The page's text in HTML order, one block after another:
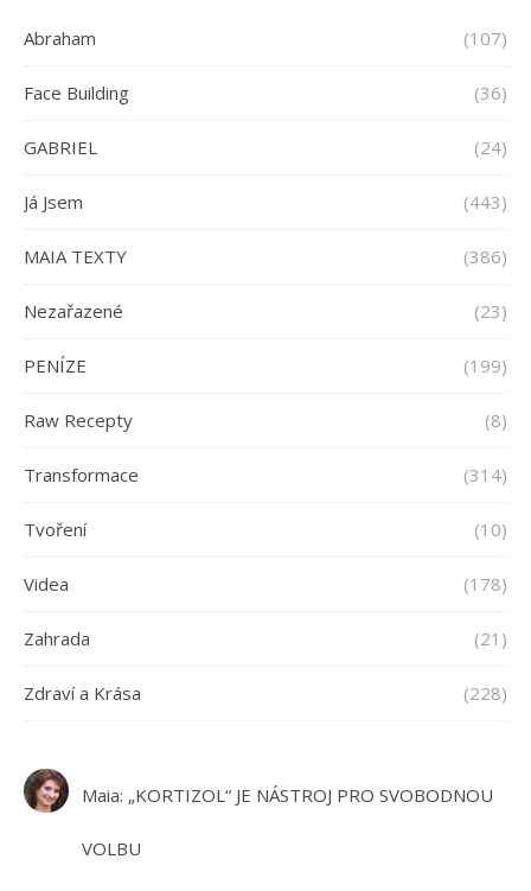
Abraham (107)
Face Building (36)
GABRIEL (24)
Já Jsem (443)
MAIA TEXTY (386)
Nezařazené (23)
PENÍZE (199)
Raw Recepty (8)
Transformace (314)
Tvoření (10)
Videa (178)
Zahrada (21)
Zdraví a Krása (228)
Maia: „KORTIZOL“ JE NÁSTROJ PRO SVOBODNOU
VOLBU